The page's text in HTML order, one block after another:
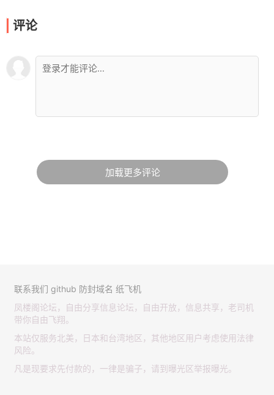
评论
加载更多评论
联系我们 github 防封域名 纸飞机
凤楼阁论坛，自由分享信息论坛，自由开放，信息共享，老司机
带你自由飞翔。
本站仅服务北美，日本和台湾地区，其他地区用户考虑使用法律
风险。
凡是现要求先付款的，一律是骗子，请到曝光区举报曝光。